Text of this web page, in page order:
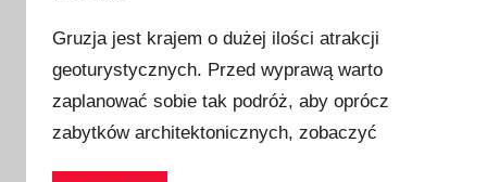
u
b
l
i
Gruzja jest krajem o dużej ilości atrakcji
geoturystycznych. Przed wyprawą warto
zaplanować sobie tak podróż, aby oprócz
zabytków architektonicznych, zobaczyć